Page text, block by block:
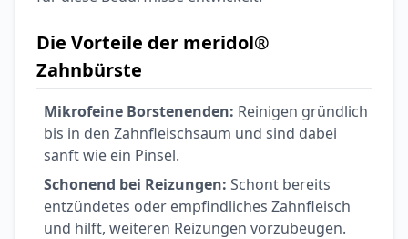
pH-Wert-
Stabilisierung
12,89 € 17,47 € -26%
ARZNEIMITTEL & GESUNDHEIT
OHROPAX® Classic
Ohrstöpsel
3,79 € 3,95 € -4%
ARZNEIMITTEL & GESUNDHEIT
Softa Swabs
Alkoholtupfer,
100 Stück
3,75 € 4,29 €
Die Vorteile der meridol®
Zahnbürste
Mikrofeine Borstenenden: Reinigen gründlich
bis in den Zahnfleischsaum und sind dabei
sanft wie ein Pinsel.
Schonend bei Reizungen: Schont bereits
entzündetes oder empfindliches Zahnfleisch
und hilft, weiteren Reizungen vorzubeugen.